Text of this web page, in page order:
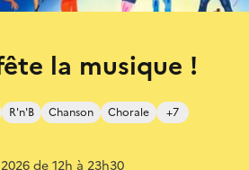
la musique !
R'n'B Chanson Chorale +7
de 12h à 23h30